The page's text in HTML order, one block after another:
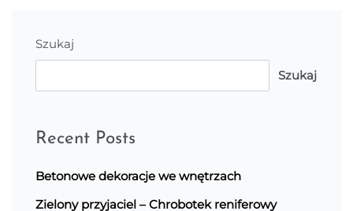
Szukaj
Szukaj
Recent Posts
Betonowe dekoracje we wnętrzach
Zielony przyjaciel – Chrobotek reniferowy